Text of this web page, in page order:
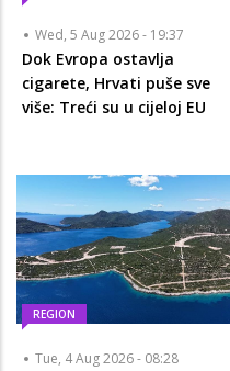
Wed, 5 Aug 2026 - 19:37
Dok Evropa ostavlja
cigarete, Hrvati puše sve
više: Treći su u cijeloj EU
REGION
Tue, 4 Aug 2026 - 08:28